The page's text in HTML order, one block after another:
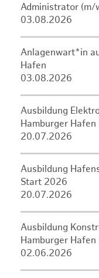
Administrator (m/
03.08.2026
Anlagenwart*in
Hafen
03.08.2026
Ausbildung
Hamburger
20.07.2026
Ausbildung
Start 2026
20.07.2026
Ausbildung
Hamburger
02.06.2026